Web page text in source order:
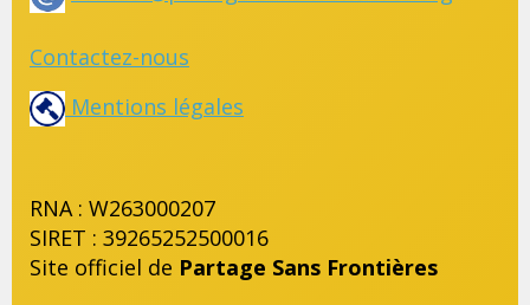
Contactez-nous
Mentions légales
RNA : W263000207
SIRET : 39265252500016
Site officiel de Partage Sans Frontières